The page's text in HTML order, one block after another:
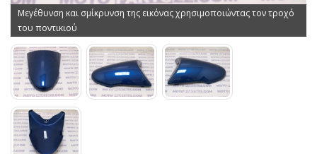
Μεγέθυνση και σμίκρυνση της εικόνας χρησιμοποιώντας τον τροχό
του ποντικιού